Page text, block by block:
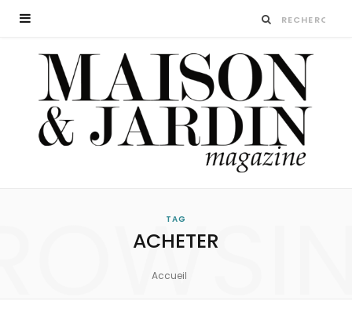
TAG
ACHETER
Accueil